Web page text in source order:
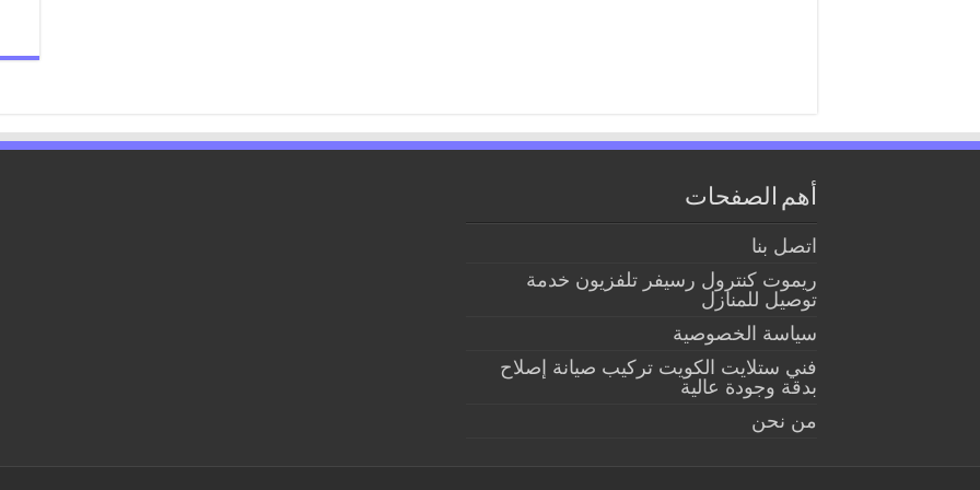
أهم الصفحات
اتصل بنا
ريموت كنترول رسيفر تلفزيون خدمة
توصيل للمنازل
سياسة الخصوصية
فني ستلايت الكويت تركيب صيانة إصلاح
بدقة وجودة عالية
من نحن